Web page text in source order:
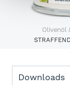
Olivenöl
Downloads